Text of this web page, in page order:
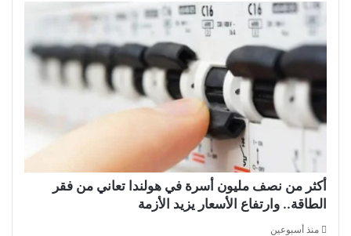
أكثر من نصف مليون أسرة في هولندا تعاني من فقر
الطاقة.. وارتفاع الأسعار يزيد الأزمة
منذ أسبوعين